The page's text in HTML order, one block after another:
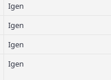
Igen
Igen
Igen
Igen